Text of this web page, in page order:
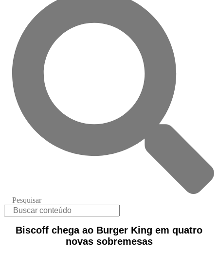
Pesquisar
Biscoff chega ao Burger King em quatro
novas sobremesas